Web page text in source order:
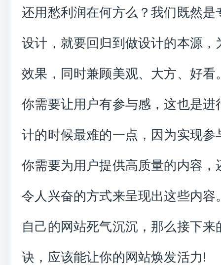
还用愁利润在何方么？我们既然是
设计，就要回归到做设计的本源，
效果，同时兼顾美观、大方、好看
你需要让用户有参与感，这也是进
计的时候最难的一点，因为实现参
你需要为用户提供高质量的内容，
令人兴奋的方式来呈现出这些内容
自己的网站死气沉沉，那么接下来
诀，应该能让你的网站焕发活力!